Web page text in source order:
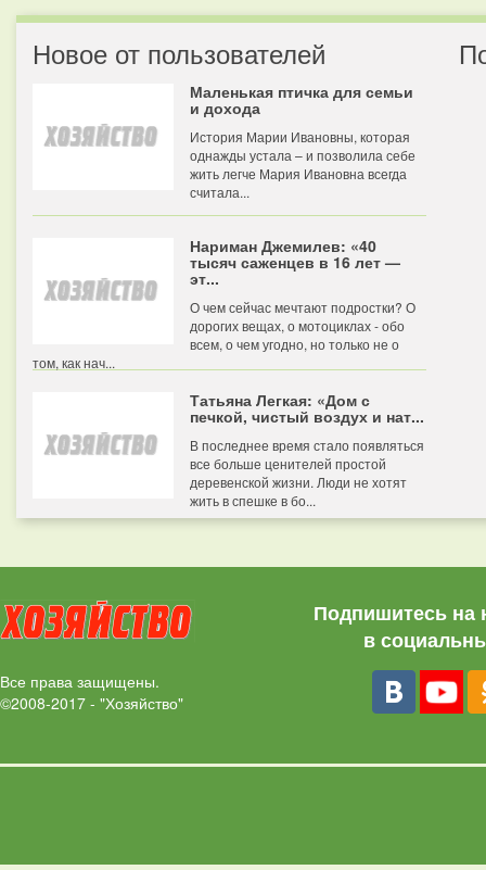
Новое от пользователей
Маленькая птичка для семьи
и дохода
История Марии Ивановны, которая
однажды устала – и позволила себе
жить легче Мария Ивановна всегда
считала...
Нариман Джемилев: «40
тысяч саженцев в 16 лет —
эт...
О чем сейчас мечтают подростки? О
дорогих вещах, о мотоциклах - обо
всем, о чем угодно, но только не о
том, как нач...
Татьяна Легкая: «Дом с
печкой, чистый воздух и нат...
В последнее время стало появляться
все больше ценителей простой
деревенской жизни. Люди не хотят
жить в спешке в бо...
Все права защищены.
©2008-2017 - "Хозяйство"
Подпишитесь на
в